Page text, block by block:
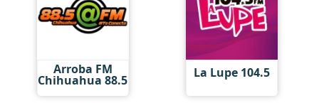
Arroba FM
Chihuahua 88.5 La Lupe 104.5